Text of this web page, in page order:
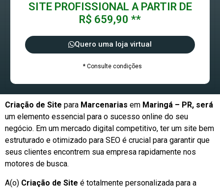
SITE PROFISSIONAL A PARTIR DE
R$ 659,90 **
Quero uma loja virtual
* Consulte condições
Criação de Site para Marcenarias em Maringá – PR, será
um elemento essencial para o sucesso online do seu
negócio. Em um mercado digital competitivo, ter um site bem
estruturado e otimizado para SEO é crucial para garantir que
seus clientes encontrem sua empresa rapidamente nos
motores de busca.
A(o) Criação de Site é totalmente personalizada para a